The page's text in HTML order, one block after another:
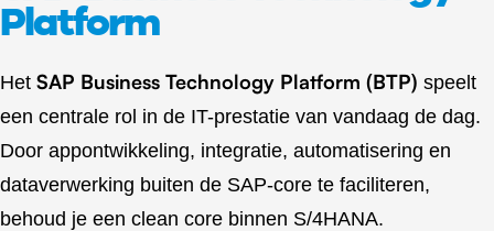
Platform
Het SAP Business Technology Platform (BTP) speelt
een centrale rol in de IT-prestatie van vandaag de dag.
Door appontwikkeling, integratie, automatisering en
dataverwerking buiten de SAP-core te faciliteren,
behoud je een clean core binnen S/4HANA.